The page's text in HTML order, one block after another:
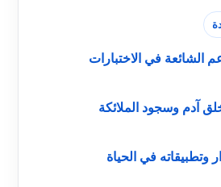
في الاختبارات
آدم وسجود الملائكة
في الحياة